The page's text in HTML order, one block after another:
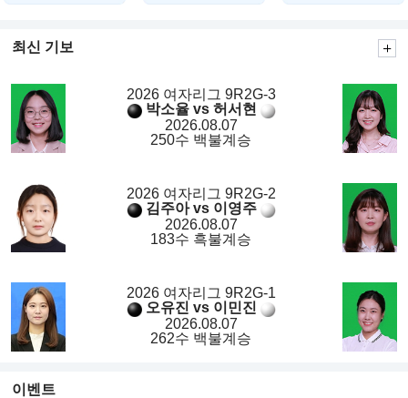
최신 기보
2026 여자리그 9R2G-3
박소율 vs 허서현
2026.08.07
250수 백불계승
2026 여자리그 9R2G-2
김주아 vs 이영주
2026.08.07
183수 흑불계승
2026 여자리그 9R2G-1
오유진 vs 이민진
2026.08.07
262수 백불계승
이벤트